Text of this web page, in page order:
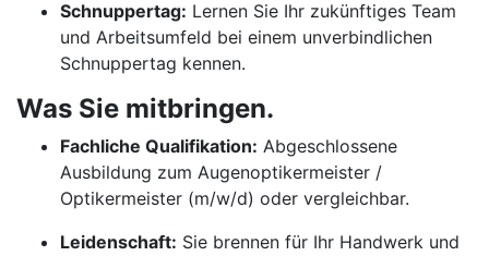
Schnuppertag: Lernen Sie Ihr zukünftiges Team
und Arbeitsumfeld bei einem unverbindlichen
Schnuppertag kennen.
Was Sie mitbringen.
Fachliche Qualifikation: Abgeschlossene
Ausbildung zum Augenoptikermeister /
Optikermeister (m/w/d) oder vergleichbar.
Leidenschaft: Sie brennen für Ihr Handwerk und